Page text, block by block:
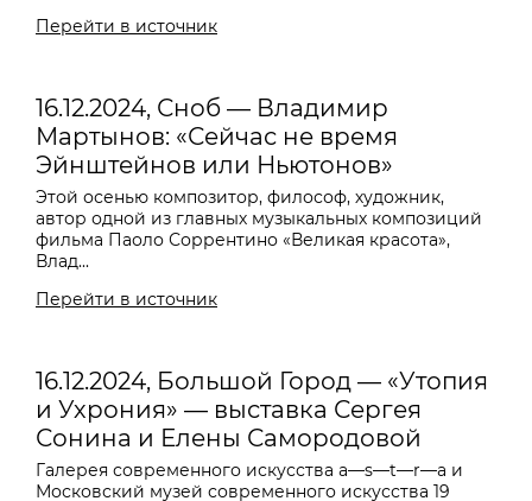
Перейти в источник
16.12.2024, Сноб — Владимир
Мартынов: «Сейчас не время
Эйнштейнов или Ньютонов»
Этой осенью композитор, философ, художник,
автор одной из главных музыкальных композиций
фильма Паоло Соррентино «Великая красота»,
Влад...
Перейти в источник
16.12.2024, Большой Город — «Утопия
и Ухрония» — выставка Сергея
Сонина и Елены Самородовой
Галерея современного искусства a—s—t—r—a и
Московский музей современного искусства 19